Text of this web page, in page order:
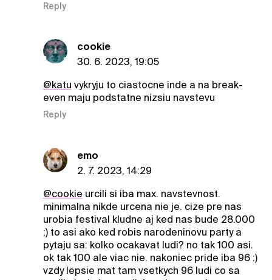
Reply
cookie
30. 6. 2023, 19:05
@katu vykryju to ciastocne inde a na break-
even maju podstatne nizsiu navstevu
Reply
emo
2. 7. 2023, 14:29
@cookie urcili si iba max. navstevnost.
minimalna nikde urcena nie je. cize pre nas
urobia festival kludne aj ked nas bude 28.000
;) to asi ako ked robis narodeninovu party a
pytaju sa: kolko ocakavat ludi? no tak 100 asi.
ok tak 100 ale viac nie. nakoniec pride iba 96 :)
vzdy lepsie mat tam vsetkych 96 ludi co sa